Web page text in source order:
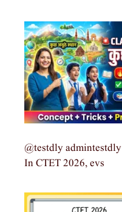
@testdly admintestdly
In CTET 2026, evs